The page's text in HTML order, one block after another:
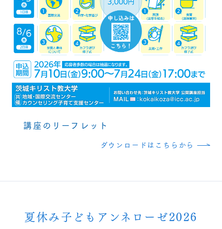
講座のリーフレット
ダウンロードはこちらから
夏休み子どもアンネローゼ2026